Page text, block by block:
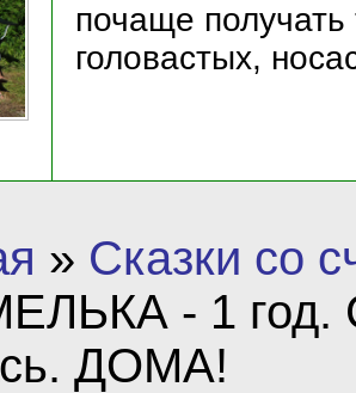
почаще
головастых,
» Сказки со
- 1 год.
ДОМА!